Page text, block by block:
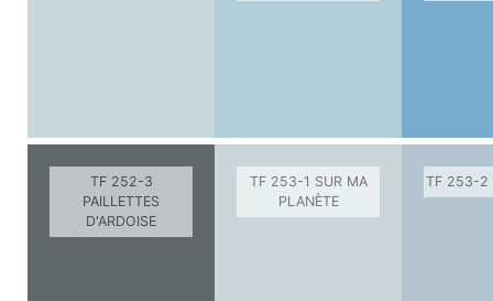
TF 252-3
PAILLETTES
D'ARDOISE
TF 253-1 SUR MA
PLANÈTE
TF 253-2